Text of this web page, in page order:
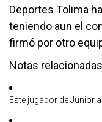
Deportes Tolima
teniendo aun el
firmó por otro
Notas
Este jugador de Junior